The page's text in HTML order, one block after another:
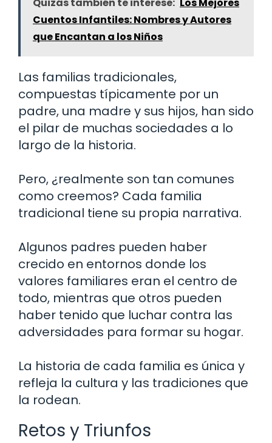
Cuentos Infantiles: Nombres y Autores
que Encantan a los Niños
Las familias tradicionales,
compuestas típicamente por un
padre, una madre y sus hijos, han sido
el pilar de muchas sociedades a lo
largo de la historia.
Pero, ¿realmente son tan comunes
como creemos? Cada familia
tradicional tiene su propia narrativa.
Algunos padres pueden haber
crecido en entornos donde los
valores familiares eran el centro de
todo, mientras que otros pueden
haber tenido que luchar contra las
adversidades para formar su hogar.
La historia de cada familia es única y
refleja la cultura y las tradiciones que
la rodean.
Retos y Triunfos